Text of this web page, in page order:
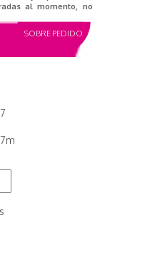
al momento, no
SOBRE PEDIDO